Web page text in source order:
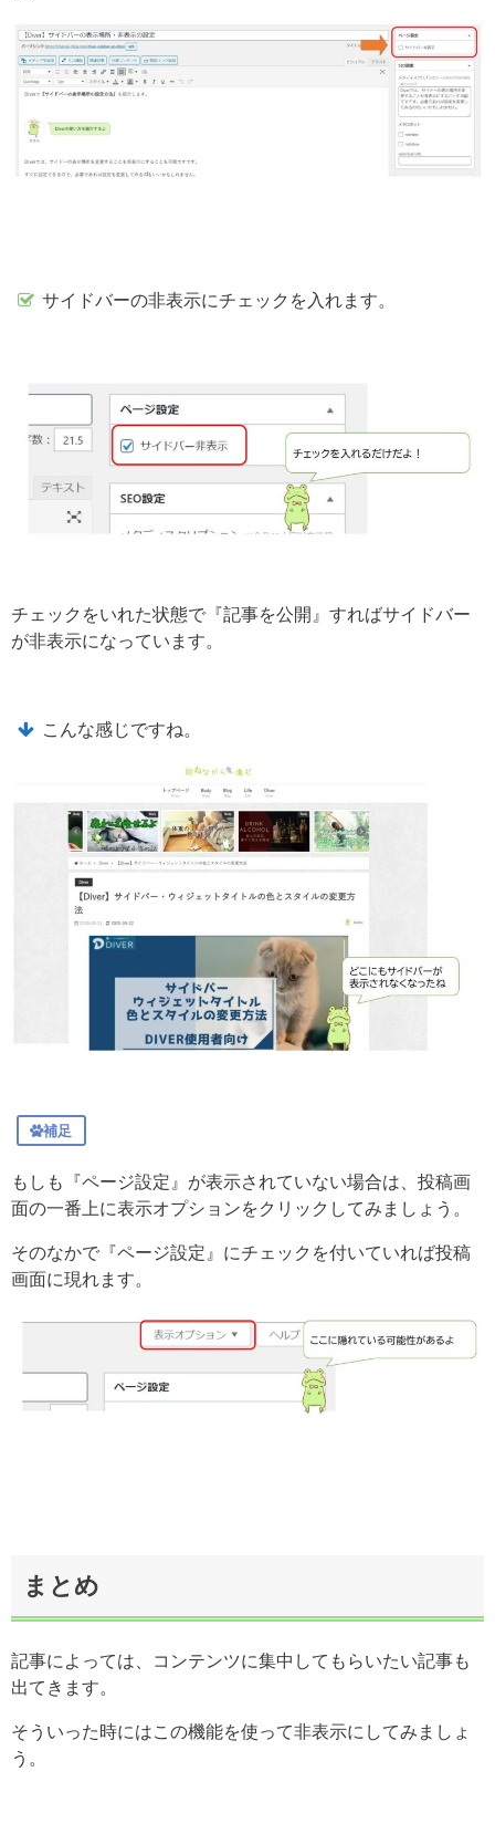
サイドバーの非表示にチェックを入れます。
チェックをいれた状態で『記事を公開』すればサイドバー
が非表示になっています。
こんな感じですね。
補足
もしも『ページ設定』が表示されていない場合は、投稿画
面の一番上に表示オプションをクリックしてみましょう。
そのなかで『ページ設定』にチェックを付いていれば投稿
画面に現れます。
まとめ
記事によっては、コンテンツに集中してもらいたい記事も
出てきます。
そういった時にはこの機能を使って非表示にしてみましょ
う。